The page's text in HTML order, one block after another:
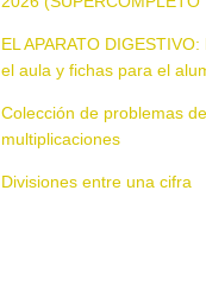
EL APARATO
el aula y fichas para el
Colección de problemas de
multiplicaciones
Divisiones entre una cifra